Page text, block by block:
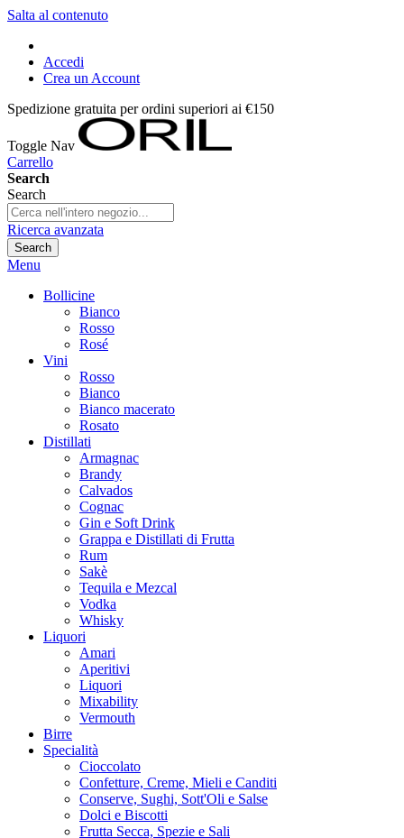
Salta al contenuto
Accedi
Crea un Account
Spedizione gratuita per ordini superiori ai €150
Toggle Nav
Carrello
Search
Search
Ricerca avanzata
Search
Menu
Bollicine
Bianco
Rosso
Rosé
Vini
Rosso
Bianco
Bianco macerato
Rosato
Distillati
Armagnac
Brandy
Calvados
Cognac
Gin e Soft Drink
Grappa e Distillati di Frutta
Rum
Sakè
Tequila e Mezcal
Vodka
Whisky
Liquori
Amari
Aperitivi
Liquori
Mixability
Vermouth
Birre
Specialità
Cioccolato
Confetture, Creme, Mieli e Canditi
Conserve, Sughi, Sott'Oli e Salse
Dolci e Biscotti
Frutta Secca, Spezie e Sali